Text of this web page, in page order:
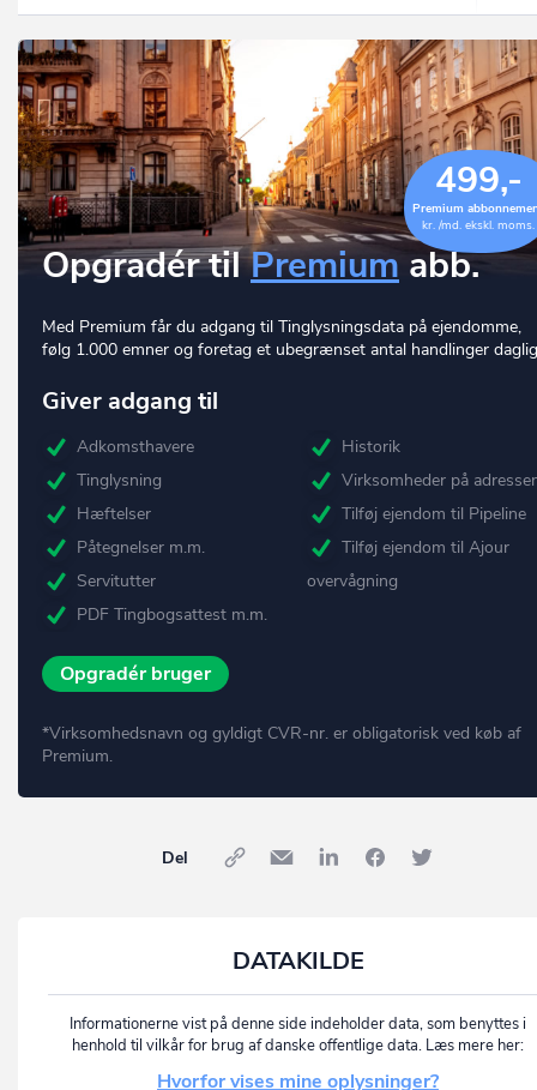
499,-
Premium
kr. /md. ekskl. moms.
Opgradér tilPremium abb.
Med Premium får du adgang til Tinglysningsdata på ejendomme,
følg 1.000 emner og foretag et ubegrænset antal handlinger
Giver adgang til
Adkomsthavere
Tinglysning
Hæftelser
Påtegnelser m.m.
Servitutter
PDF Tingbogsattest m.m.
Historik
Virksomheder på
Tilføj ejendom til Pipeline
Tilføj ejendom til Ajour
overvågning
Opgradér bruger
*Virksomhedsnavn og gyldigt CVR-nr. er obligatorisk ved køb af
Premium.
Del
DATAKILDE
Informationerne vist på denne side indeholder data, som benyttes i
henhold til vilkår for brug af danske offentlige data. Læs mere her:
Hvorfor vises mine oplysninger?